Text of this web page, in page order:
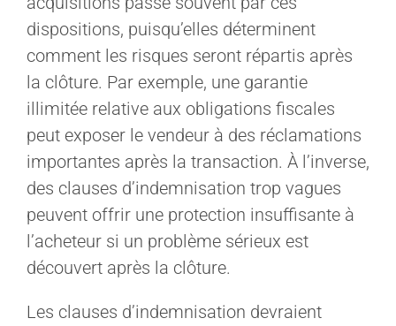
dispositions, puisqu’elles déterminent
comment les risques seront répartis après
la clôture. Par exemple, une garantie
illimitée relative aux obligations fiscales
peut exposer le vendeur à des réclamations
importantes après la transaction. À l’inverse,
des clauses d’indemnisation trop vagues
peuvent offrir une protection insuffisante à
l’acheteur si un problème sérieux est
découvert après la clôture.
Les clauses d’indemnisation devraient